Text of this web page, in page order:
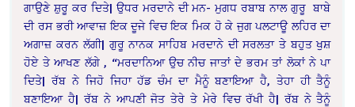
ਗਾਉਣੇ ਸ਼ੁਰੂ ਕਰ ਦਿਤੇ| ਉਧਰ ਮਰਦਾਨੇ ਦੀ ਮਨ- ਮੁਗਧ ਰਬਾਬ ਨਾਲ ਗੁਰੂ ਬਾਬੇ
ਦੀ ਰਸ ਭਰੀ ਆਵਾਜ਼ ਇਕ ਦੂਜੇ ਵਿਚ ਇਕ ਮਿਕ ਹੋ ਕੇ ਜੁਗ ਪਲਟਾਊ ਲਹਿਰ ਦਾ
ਅਗਾਜ਼ ਕਰਨ ਲੱਗੀ| ਗੁਰੂ ਨਾਨਕ ਸਾਹਿਬ ਮਰਦਾਨੇ ਦੀ ਸਰਲਤਾ ਤੇ ਬਹੁਤ ਖੁਸ਼
ਹੋਏ ਤੇ ਆਖਣ ਲੱਗੇ , “ਮਰਦਾਨਿਆ ਉਚ ਨੀਚ ਜਾਤਾਂ ਦੇ ਭਰਮ ਤਾਂ ਲੋਕਾਂ ਨੇ ਪਾ
ਦਿਤੇ|ਰੱਬ ਨੇ ਜਿਹੋ ਜਿਹਾ ਹੱਡ ਚੰਮ ਦਾ ਮੈਨੂੰ ਬਣਾਇਆ ਹੈ, ਤੇਹਾ ਹੀ ਤੈਨੂੰ
ਬਣਾਇਆ ਹੈ| ਰੱਬ ਨੇ ਆਪਣੀ ਜੋਤ ਤੇਰੇ ਤੇ ਮੇਰੇ ਵਿਚ ਰੱਖੀ ਹੈ| ਰੱਬ ਨੇ ਤੈਨੂੰ